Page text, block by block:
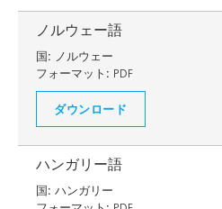
ノルウェー語
国: ノルウェー
フォーマット: PDF
ダウンロード
ハンガリー語
国: ハンガリー